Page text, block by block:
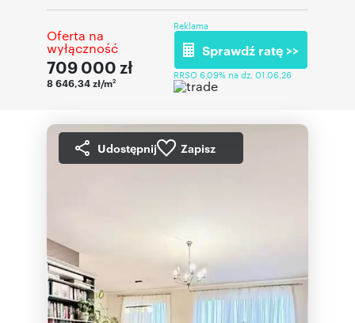
Oferta na
wyłączność
709 000 zł
8 646,34 zł/m2
Reklama
Sprawdź ratę >>
RRSO 6,09% na dz. 01.06.26
Udostępnij Zapisz